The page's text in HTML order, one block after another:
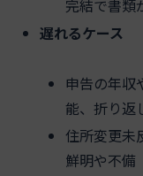
完結で書類
遅れるケース
申告の年収
能、折り返
住所変更未
鮮明や不備